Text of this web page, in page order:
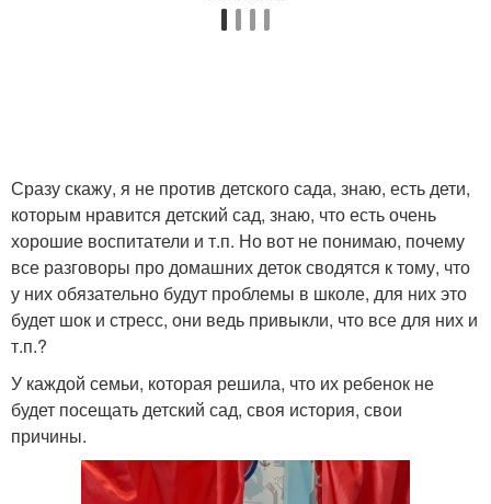
Сразу скажу, я не против детского сада, знаю, есть дети,
которым нравится детский сад, знаю, что есть очень
хорошие воспитатели и т.п. Но вот не понимаю, почему
все разговоры про домашних деток сводятся к тому, что
у них обязательно будут проблемы в школе, для них это
будет шок и стресс, они ведь привыкли, что все для них и
т.п.?
У каждой семьи, которая решила, что их ребенок не
будет посещать детский сад, своя история, свои
причины.